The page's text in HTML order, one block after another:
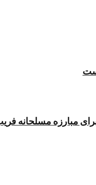
مبارزه مسلحانه